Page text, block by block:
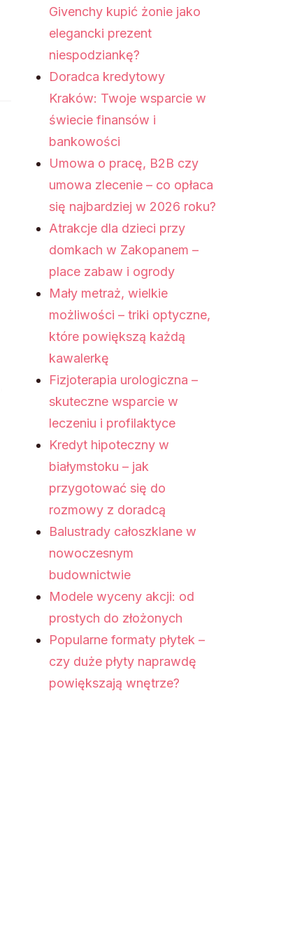
Givenchy kupić żonie jako
elegancki prezent
niespodziankę?
Doradca kredytowy
Kraków: Twoje wsparcie w
świecie finansów i
bankowości
Umowa o pracę, B2B czy
umowa zlecenie – co opłaca
się najbardziej w 2026 roku?
Atrakcje dla dzieci przy
domkach w Zakopanem –
place zabaw i ogrody
Mały metraż, wielkie
możliwości – triki optyczne,
które powiększą każdą
kawalerkę
Fizjoterapia urologiczna –
skuteczne wsparcie w
leczeniu i profilaktyce
Kredyt hipoteczny w
białymstoku – jak
przygotować się do
rozmowy z doradcą
Balustrady całoszklane w
nowoczesnym
budownictwie
Modele wyceny akcji: od
prostych do złożonych
Popularne formaty płytek –
czy duże płyty naprawdę
powiększają wnętrze?